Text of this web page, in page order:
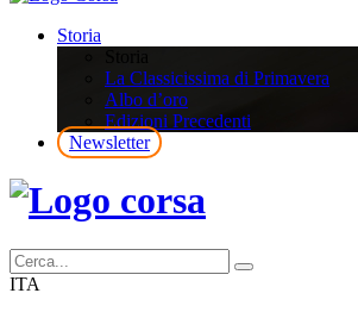
Storia
La Classicissima di Primavera
Albo d’oro
Edizioni Precedenti
Newsletter
ITA